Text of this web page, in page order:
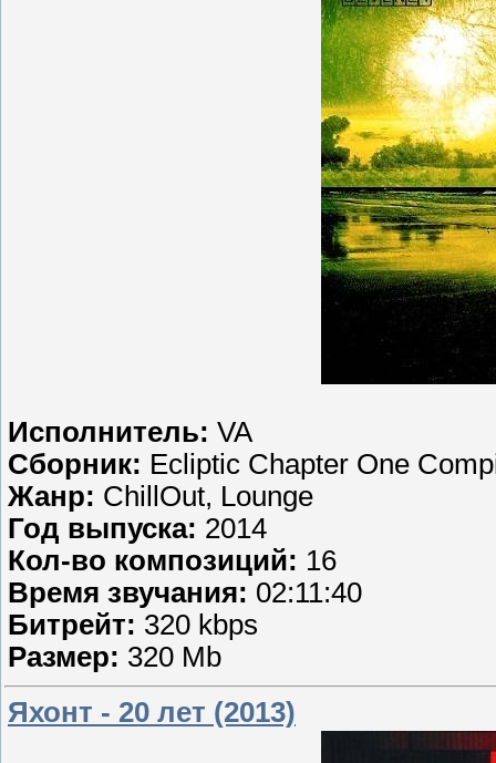
Исполнитель: VA
Сборник: Ecliptic Chapter One
Жанр: ChillOut, Lounge
Год выпуска: 2014
Кол-во композиций: 16
Время звучания: 02:11:40
Битрейт: 320 kbps
Размер: 320 Mb
Яхонт - 20 лет (2013)